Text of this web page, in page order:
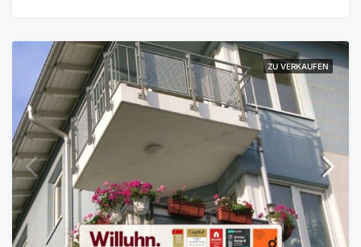
ZU VERKAUFEN